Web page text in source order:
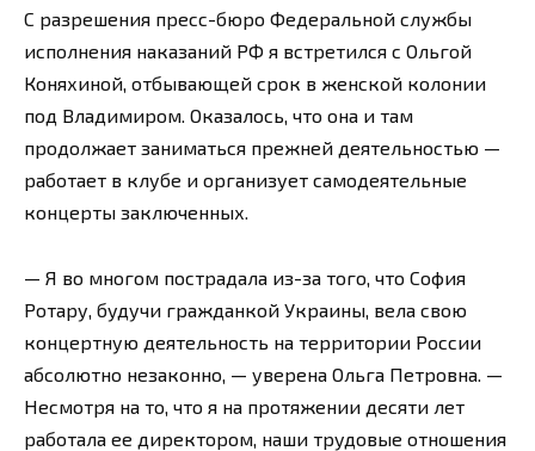
С разрешения пресс-бюро Федеральной службы
исполнения наказаний РФ я встретился с Ольгой
Коняхиной, отбывающей срок в женской колонии
под Владимиром. Оказалось, что она и там
продолжает заниматься прежней деятельностью —
работает в клубе и организует самодеятельные
концерты заключенных.
— Я во многом пострадала из-за того, что София
Ротару, будучи гражданкой Украины, вела свою
концертную деятельность на территории России
абсолютно незаконно, — уверена Ольга Петровна. —
Несмотря на то, что я на протяжении десяти лет
работала ее директором, наши трудовые отношения